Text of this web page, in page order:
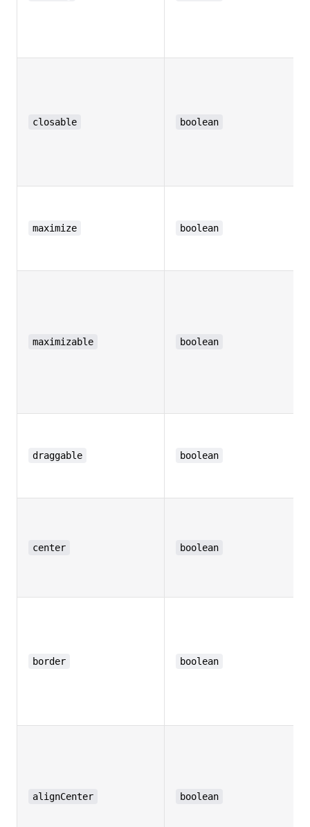
closable boolean
maximize boolean
maximizable boolean
draggable boolean
center boolean
border boolean
alignCenter boolean